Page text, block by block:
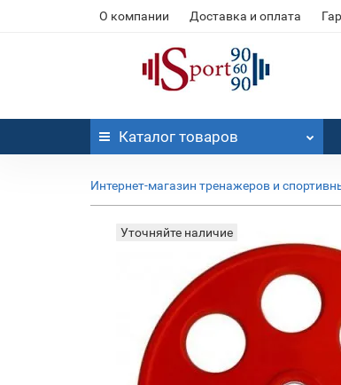
О компании Доставка и оплата
Каталог товаров
Интернет-магазин тренажеров и
Уточняйте наличие